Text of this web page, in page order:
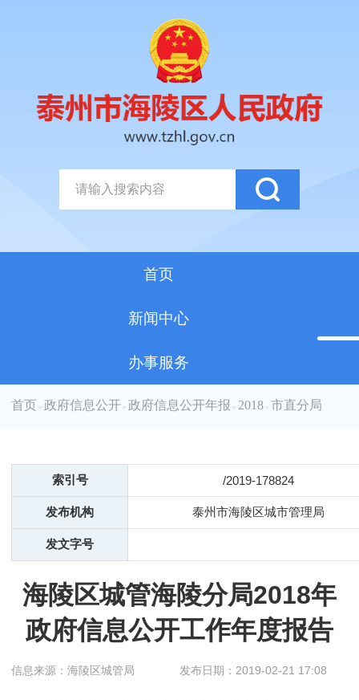
首页
新闻中心
办事服务
首页 > 政府信息公开 > 政府信息公开年报 >2018 > 市直分局
索引号 /2019-178824
发布机构 泰州市海陵区城市管理局
发文字号
海陵区城管海陵分局2018年
政府信息公开工作年度报告
信息来源：海陵区城管局 发布日期：2019-02-21 17:08